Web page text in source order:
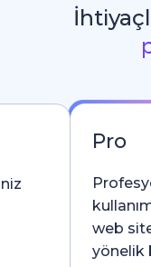
Pro
web
yönelik